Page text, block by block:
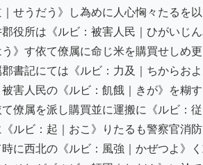
せうだう》し為めに人心恟々たるを
役所は《ルビ：被害人民｜ひがいじ
す依て僚属に命じ米を購買せしめ
書記にては《ルビ：力及｜ちからお
害人民の《ルビ：飢餓｜きが》を糊す
僚属を派し購買並に運搬に《ルビ：
ビ：起｜おこ》りたるも警察官消
西北の《ルビ：風強｜かぜつよ》く